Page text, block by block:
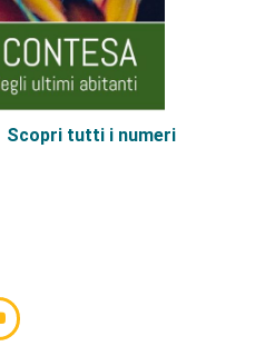
Scopri tutti i numeri